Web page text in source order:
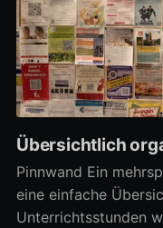
Übersichtlich
Pinnwand Ein mehrspaltiger Bereich eignet sich für
eine einfache
Unterrichtsstunden